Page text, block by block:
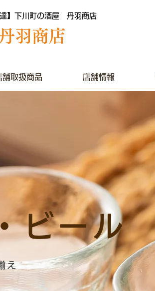
達】下川町の酒屋 丹羽商店
羽商店
舗取扱商品 店舗情報
ビール
え